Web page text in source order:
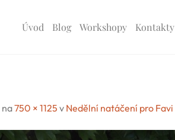
Úvod Blog Workshopy Kontakty
na750 × 1125 v Nedělní natáčení pro Favi